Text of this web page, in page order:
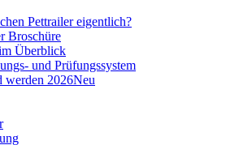
Pettrailer eigentlich?
Broschüre
Überblick
und Prüfungssystem
werden 2026Neu